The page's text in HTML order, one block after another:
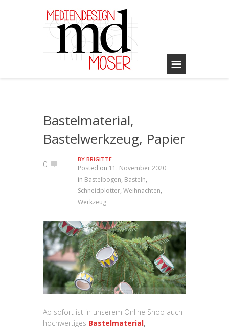
Bastelmaterial,
Bastelwerkzeug, Papier
0 BY BRIGITTE
Posted on 11. November 2020
in Bastelbogen, Basteln,
Schneidplotter, Weihnachten,
Werkzeug
Ab sofort ist in unserem Online Shop auch
hochwertiges Bastelmaterial,